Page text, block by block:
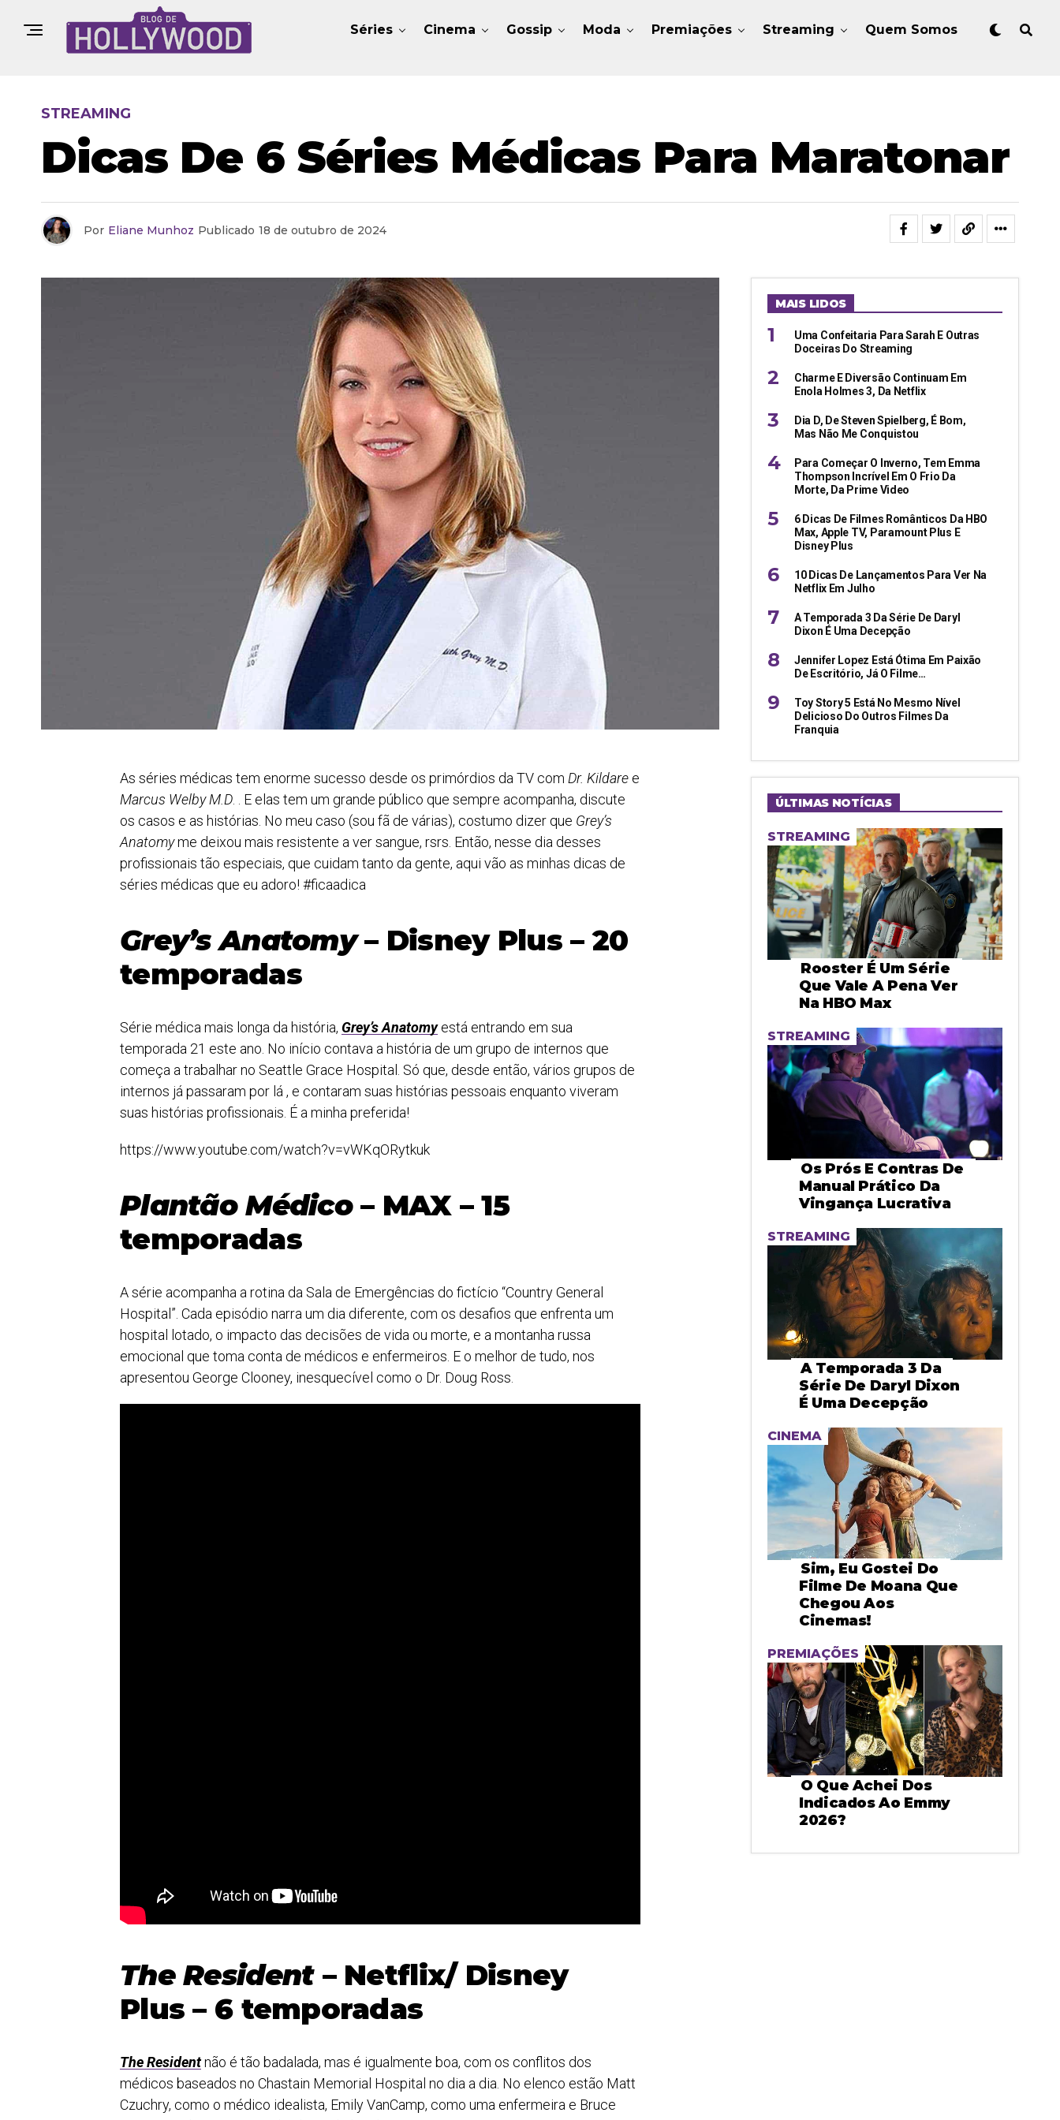
Séries Cinema Gossip Moda Premiações Streaming Quem Somos
STREAMING
Dicas De 6 Séries Médicas Para Maratonar
Por Eliane Munhoz Publicado 18 de outubro de 2024
As séries médicas tem enorme sucesso desde os primórdios da TV com Dr. Kildare e
Marcus Welby M.D. . E elas tem um grande público que sempre acompanha, discute
os casos e as histórias. No meu caso (sou fã de várias), costumo dizer que Grey’s
Anatomyme deixou mais resistente a ver sangue, rsrs. Então, nesse dia desses
profissionais tão especiais, que cuidam tanto da gente, aqui vão as minhas dicas de
séries médicas que eu adoro! #ficaadica
Grey’s Anatomy– Disney Plus – 20
temporadas
Série médica mais longa da história, Grey’s Anatomyestá entrando em sua
temporada 21 este ano. No início contava a história de um grupo de internos que
começa a trabalhar no Seattle Grace Hospital. Só que, desde então, vários grupos de
internos já passaram por lá , e contaram suas histórias pessoais enquanto viveram
suas histórias profissionais. É a minha preferida!
https://www.youtube.com/watch?v=vWKqORytkuk
Plantão Médico– MAX – 15
temporadas
A série acompanha a rotina da Sala de Emergências do fictício “Country General
Hospital”. Cada episódio narra um dia diferente, com os desafios que enfrenta um
hospital lotado, o impacto das decisões de vida ou morte, e a montanha russa
emocional que toma conta de médicos e enfermeiros. E o melhor de tudo, nos
apresentou George Clooney, inesquecível como o Dr. Doug Ross.
The Resident– Netflix/ Disney
Plus – 6 temporadas
The Residentnão é tão badalada, mas é igualmente boa, com os conflitos dos
médicos baseados no Chastain Memorial Hospital no dia a dia. No elenco estão Matt
Czuchry, como o médico idealista, Emily VanCamp, como uma enfermeira e Bruce
MAIS LIDOS
Uma Confeitaria Para Sarah E Outras
Doceiras Do Streaming
Charme E Diversão Continuam Em
Enola Holmes 3, Da Netflix
Dia D, De Steven Spielberg, É Bom,
Mas Não Me Conquistou
Para Começar O Inverno, Tem Emma
Thompson Incrível Em O Frio Da
Morte, Da Prime Video
6 Dicas De Filmes Românticos Da HBO
Max, Apple TV, Paramount Plus E
Disney Plus
10 Dicas De Lançamentos Para Ver Na
Netflix Em Julho
A Temporada 3 Da Série De Daryl
Dixon É Uma Decepção
Jennifer Lopez Está Ótima Em Paixão
De Escritório, Já O Filme…
Toy Story 5 Está No Mesmo Nível
Delicioso Do Outros Filmes Da
Franquia
ÚLTIMAS NOTÍCIAS
STREAMING
Rooster É Um Série
Que Vale A Pena Ver
Na HBO Max
STREAMING
Os Prós E Contras De
Manual Prático Da
Vingança Lucrativa
STREAMING
A Temporada 3 Da
Série De Daryl Dixon
É Uma Decepção
CINEMA
Sim, Eu Gostei Do
Filme De Moana Que
Chegou Aos
Cinemas!
PREMIAÇÕES
O Que Achei Dos
Indicados Ao Emmy
2026?